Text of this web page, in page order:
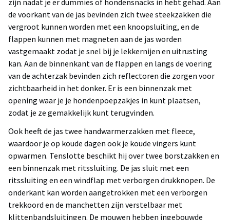
zijn nadat je er dummies of hondensnacks in hebt gehad. Aan
de voorkant van de jas bevinden zich twee steekzakken die
vergroot kunnen worden met een knoopsluiting, en de
flappen kunnen met magneten aan de jas worden
vastgemaakt zodat je snel bij je lekkernijen en uitrusting
kan. Aan de binnenkant van de flappen en langs de voering
van de achterzak bevinden zich reflectoren die zorgen voor
zichtbaarheid in het donker. Er is een binnenzak met
opening waar je je hondenpoepzakjes in kunt plaatsen,
zodat je ze gemakkelijk kunt terugvinden.
Ook heeft de jas twee handwarmerzakken met fleece,
waardoor je op koude dagen ook je koude vingers kunt
opwarmen. Tenslotte beschikt hij over twee borstzakken en
een binnenzak met ritssluiting. De jas sluit met een
ritssluiting en een windflap met verborgen drukknopen. De
onderkant kan worden aangetrokken met een verborgen
trekkoord en de manchetten zijn verstelbaar met
klittenbandsluitingen. De mouwen hebben ingebouwde